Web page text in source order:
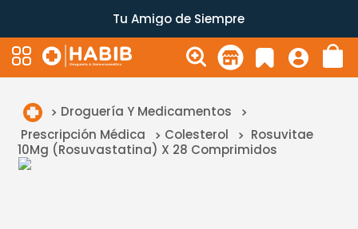
Tu Amigo de Siempre
Droguería Y Medicamentos
Prescripción Médica
Colesterol
Rosuvitae
10Mg (Rosuvastatina) X 28 Comprimidos